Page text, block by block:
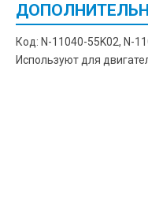
Код: N-11040-55K02, N-
Используют для